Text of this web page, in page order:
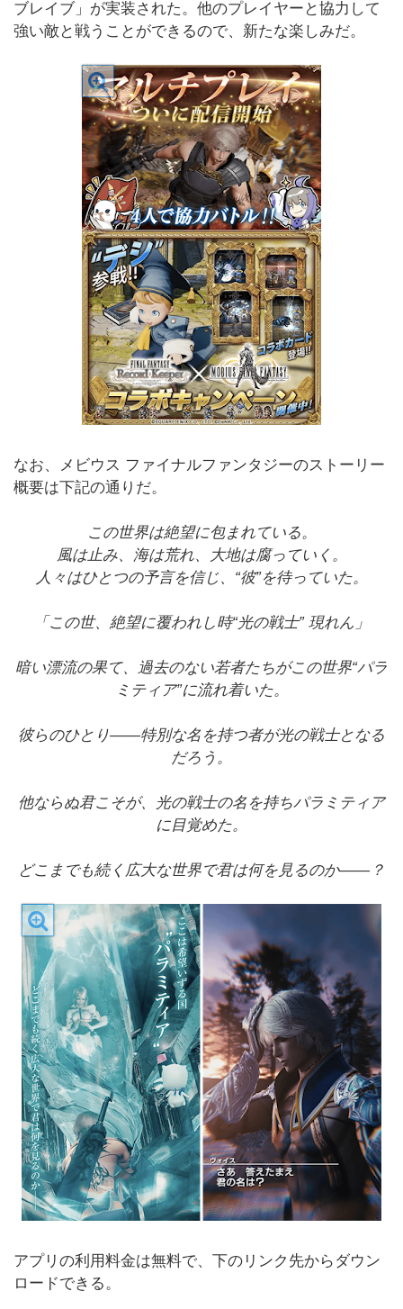
ブレイブ」が実装された。他のプレイヤーと協力して
強い敵と戦うことができるので、新たな楽しみだ。
なお、メビウス ファイナルファンタジーのストーリー
概要は下記の通りだ。
この世界は絶望に包まれている。
風は止み、海は荒れ、大地は腐っていく。
人々はひとつの予言を信じ、“彼”を待っていた。
「この世、絶望に覆われし時“光の戦士” 現れん」
暗い漂流の果て、過去のない若者たちがこの世界“パラ
ミティア”に流れ着いた。
彼らのひとり――特別な名を持つ者が光の戦士となる
だろう。
他ならぬ君こそが、光の戦士の名を持ちパラミティア
に目覚めた。
どこまでも続く広大な世界で君は何を見るのか――？
アプリの利用料金は無料で、下のリンク先からダウン
ロードできる。